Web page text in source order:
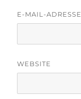
E-MAIL-ADRESSE
WEBSITE